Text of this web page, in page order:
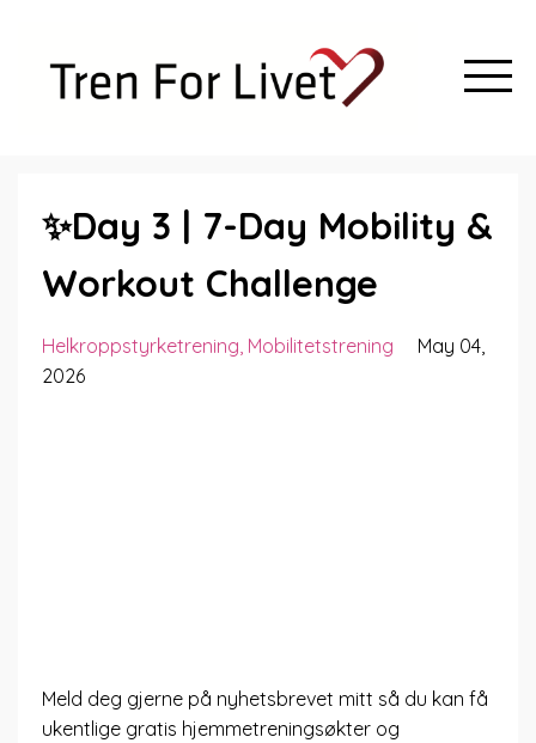
✨Day 3 | 7-Day Mobility &
Workout Challenge
Helkroppstyrketrening Mobilitetstrening
May 04,
2026
Meld deg gjerne på nyhetsbrevet mitt så du kan få
ukentlige gratis hjemmetreningsøkter og